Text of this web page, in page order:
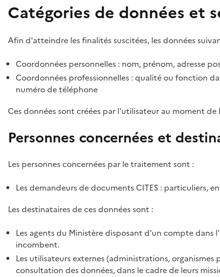
Catégories de données et
Afin d'atteindre les finalités suscitées, les données
Coordonnées personnelles : nom, prénom, adresse
Coordonnées professionnelles : qualité ou fonction
numéro de téléphone
Ces données sont créées par l'utilisateur au moment
Personnes concernées et
Les personnes concernées par le traitement sont :
Les demandeurs de documents CITES : particuliers,
Les destinataires de ces données sont :
Les agents du Ministère disposant d'un compte
incombent.
Les utilisateurs externes (administrations,
consultation des données, dans le cadre de leurs